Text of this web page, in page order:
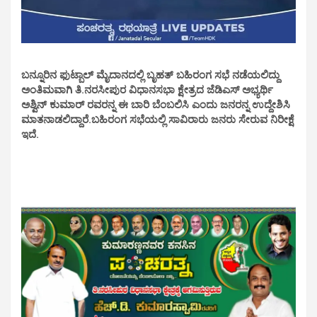
ಬನ್ನೂರಿನ ಫುಟ್ಬಾಲ್ ಮೈದಾನದಲ್ಲಿ ಬೃಹತ್ ಬಹಿರಂಗ ಸಭೆ ನಡೆಯಲಿದ್ದು
ಅಂತಿಮವಾಗಿ ತಿ.ನರಸೀಪುರ ವಿಧಾನಸಭಾ ಕ್ಷೇತ್ರದ ಜೆಡಿಎಸ್ ಅಭ್ಯರ್ಥಿ
ಅಶ್ವಿನ್ ಕುಮಾರ್ ರವರನ್ನ ಈ ಬಾರಿ ಬೆಂಬಲಿಸಿ ಎಂದು ಜನರನ್ನ ಉದ್ದೇಶಿಸಿ
ಮಾತನಾಡಲಿದ್ದಾರೆ.ಬಹಿರಂಗ ಸಭೆಯಲ್ಲಿ ಸಾವಿರಾರು ಜನರು ಸೇರುವ ನಿರೀಕ್ಷೆ
ಇದೆ.